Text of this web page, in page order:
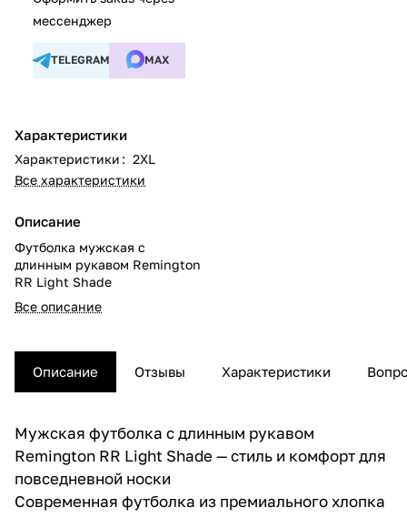
мессенджер
TELEGRAM MAX
Характеристики
Характеристики : 2XL
Все характеристики
Описание
Футболка мужская с
длинным рукавом Remington
RR Light Shade
Все описание
Описание Отзывы Характеристики
Мужская футболка с длинным рукавом
Remington RR Light Shade — стиль и комфорт для
повседневной носки
Современная футболка из премиального хлопка